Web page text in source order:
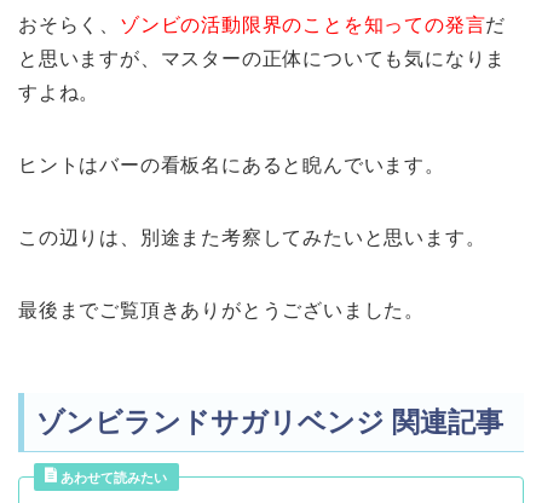
おそらく、 ゾンビの活動限界のことを知っての発言だ
と思いますが、マスターの正体についても気になりま
すよね。
ヒントはバーの看板名にあると睨んでいます。
この辺りは、別途また考察してみたいと思います。
最後までご覧頂きありがとうございました。
ゾンビランドサガリベンジ 関連記事